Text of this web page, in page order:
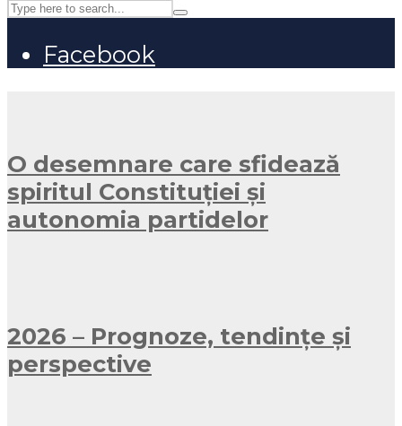
Facebook
O desemnare care sfidează
spiritul Constituției și
autonomia partidelor
2026 – Prognoze, tendințe și
perspective